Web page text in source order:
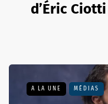
d’Éric
A LA UNE MÉDIAS